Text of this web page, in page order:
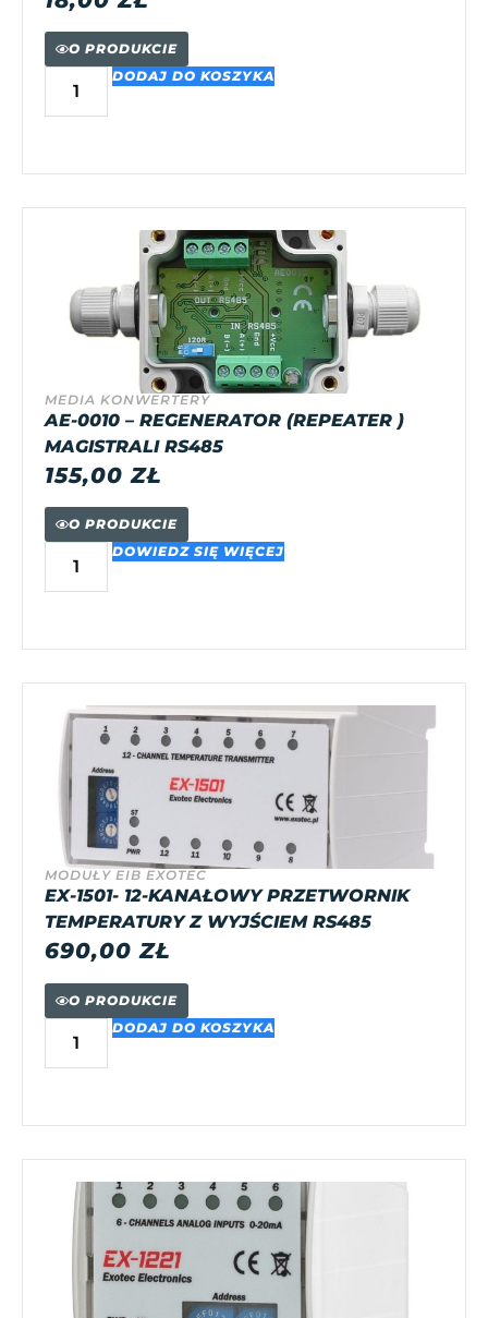
O PRODUKCIE
DODAJ DO KOSZYKA
MEDIA KONWERTERY
AE-0010 – REGENERATOR (REPEATER )
MAGISTRALI RS485
155,00ZŁ
O PRODUKCIE
DOWIEDZ SIĘ WIĘCEJ
MODUŁY EIB EXOTEC
EX-1501- 12-KANAŁOWY PRZETWORNIK
TEMPERATURY Z WYJŚCIEM RS485
690,00ZŁ
O PRODUKCIE
DODAJ DO KOSZYKA